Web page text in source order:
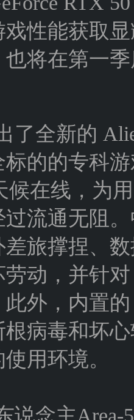
戏性能获取
将在第一
了全新的
标的的专科
候在线，为
流通无阻
旅撑捏、
动，并针
外，内置
病毒和坏
用环境。
说念主